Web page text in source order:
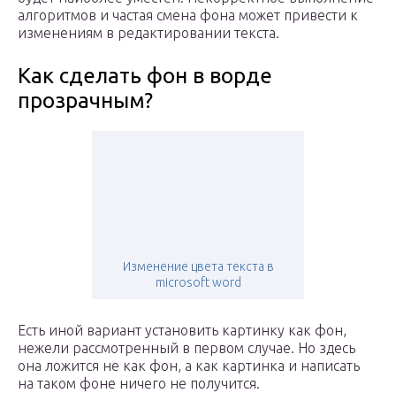
алгоритмов и частая смена фона может привести к
изменениям в редактировании текста.
Как сделать фон в ворде
прозрачным?
Изменение цвета текста в
microsoft word
Есть иной вариант установить картинку как фон,
нежели рассмотренный в первом случае. Но здесь
она ложится не как фон, а как картинка и написать
на таком фоне ничего не получится.